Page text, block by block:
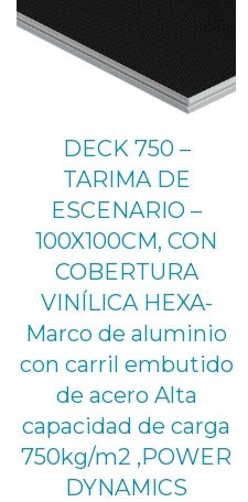
DECK 750 –
TARIMA DE
ESCENARIO –
100X100CM, CON
COBERTURA
VINÍLICA HEXA-
Marco de aluminio
con carril embutido
de acero Alta
capacidad de carga
750kg/m2 ,POWER
DYNAMICS